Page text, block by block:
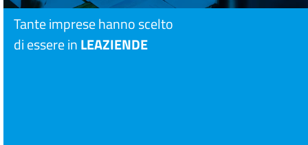
Tante imprese hanno scelto
di essere inLEAZIENDE